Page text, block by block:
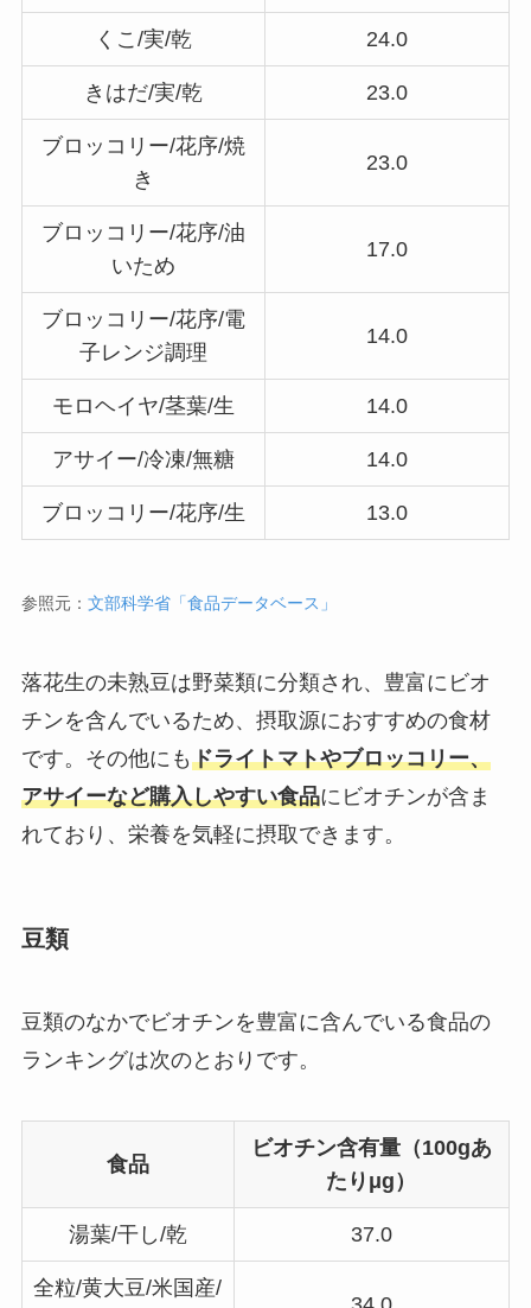
くこ/実/乾 24.0
きはだ/実/乾 23.0
ブロッコリー/花序/焼
き
23.0
ブロッコリー/花序/油
いため
17.0
ブロッコリー/花序/電
子レンジ調理
14.0
モロヘイヤ/茎葉/生 14.0
アサイー/冷凍/無糖 14.0
ブロッコリー/花序/生 13.0
参照元： 文部科学省「食品データベース」
落花生の未熟豆は野菜類に分類され、豊富にビオ
チンを含んでいるため、摂取源におすすめの食材
です。その他にもドライトマトやブロッコリー、
アサイーなど購入しやすい食品にビオチンが含ま
れており、栄養を気軽に摂取できます。
豆類
豆類のなかでビオチンを豊富に含んでいる食品の
ランキングは次のとおりです。
食品
ビオチン含有量（100gあ
たりμg）
湯葉/干し/乾 37.0
全粒/黄大豆/米国産/